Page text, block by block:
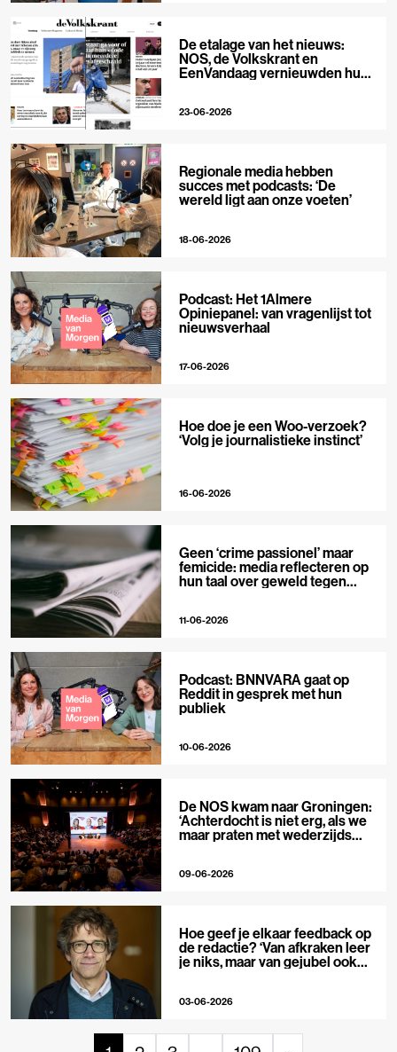
De etalage van het nieuws:
NOS, de Volkskrant en
EenVandaag vernieuwden hun
23-06-2026
Regionale media hebben
succes met podcasts: ‘De
wereld ligt aan onze voeten’
18-06-2026
Podcast: Het 1Almere
Opiniepanel: van vragenlijst tot
nieuwsverhaal
17-06-2026
Hoe doe je een Woo-verzoek?
‘Volg je journalistieke instinct’
16-06-2026
Geen ‘crime passionel’ maar
femicide: media reflecteren op
hun taal over geweld tegen
11-06-2026
Podcast: BNNVARA gaat op
Reddit in gesprek met hun
publiek
10-06-2026
De NOS kwam naar Groningen:
‘Achterdocht is niet erg, als we
maar praten met wederzijds
09-06-2026
Hoe geef je elkaar feedback op
de redactie? ‘Van afkraken leer
je niks, maar van gejubel ook
03-06-2026